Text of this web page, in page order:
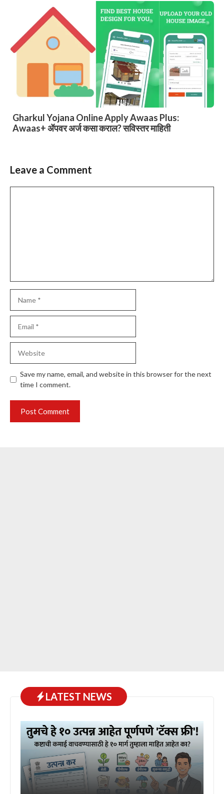
Gharkul Yojana Online Apply Awaas Plus:
Awaas+ ॲपवर अर्ज कसा कराल? सविस्तर माहिती
Leave a Comment
Save my name, email, and website in this browser for the next
time I comment.
LATEST NEWS